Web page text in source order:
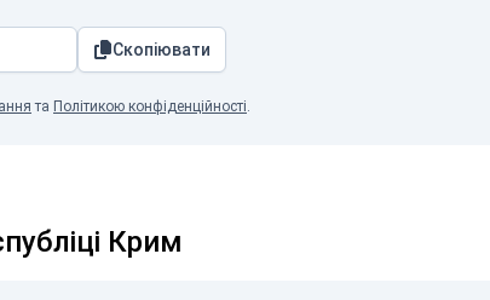
Скопіювати
та Політикою конфіденційності.
Крим